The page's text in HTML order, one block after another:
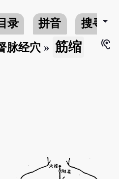
录 拼音 搜寻arrow_drop_down
脉经穴 » 筋缩
hearing